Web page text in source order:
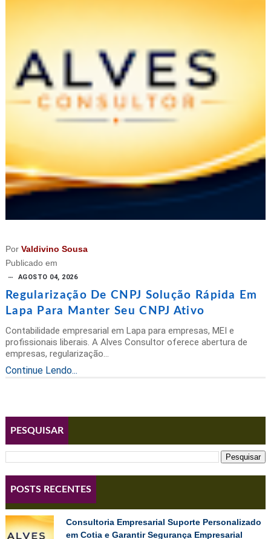
Por Valdivino Sousa
Publicado em
AGOSTO 04, 2026
Regularização De CNPJ Solução Rápida Em
Lapa Para Manter Seu CNPJ Ativo
Contabilidade empresarial em Lapa para empresas, MEI e
profissionais liberais. A Alves Consultor oferece abertura de
empresas, regularização...
Continue Lendo...
PESQUISAR
POSTS RECENTES
Consultoria Empresarial Suporte Personalizado
em Cotia e Garantir Segurança Empresarial